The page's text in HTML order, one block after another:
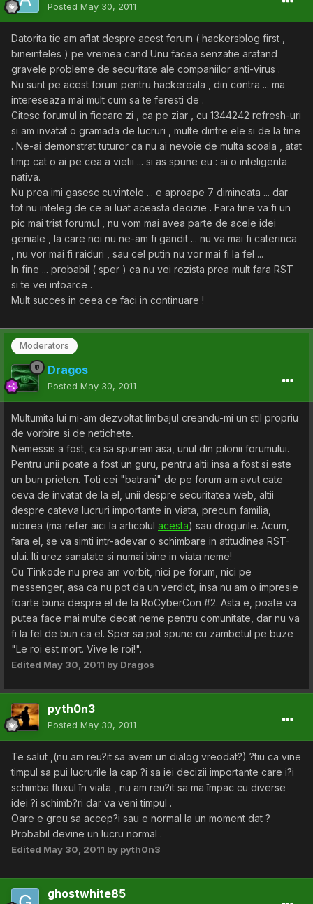
Posted May 30, 2011
Datorita tie am aflat despre acest forum ( hackersblog first ,
bineinteles ) pe vremea cand Unu facea senzatie aratand
gravele probleme de securitate ale companiilor anti-virus .
Nu sunt pe acest forum pentru hackereala , din contra ... ma
intereseaza mai mult cum sa te feresti de .
Citesc forumul in fiecare zi , ca pe ziar , cu 1344242 refresh-uri
si am invatat o gramada de lucruri , multe dintre ele si de la tine
. Ne-ai demonstrat tuturor ca nu ai nevoie de multa scoala , atat
timp cat o ai pe cea a vietii ... si as spune eu : ai o inteligenta
nativa.
Nu prea imi gasesc cuvintele ... e aproape 7 dimineata ... dar
tot nu inteleg de ce ai luat aceasta decizie . Fara tine va fi un
pic mai trist forumul , nu vom mai avea parte de acele idei
geniale , la care noi nu ne-am fi gandit ... nu va mai fi caterinca
, nu vor mai fi raiduri , sau cel putin nu vor mai fi la fel ...
In fine ... probabil ( sper ) ca nu vei rezista prea mult fara RST
si te vei intoarce .
Mult succes in ceea ce faci in continuare !
Moderators
Dragos
Posted May 30, 2011
Multumita lui mi-am dezvoltat limbajul creandu-mi un stil propriu
de vorbire si de netichete.
Nemessis a fost, ca sa spunem asa, unul din pilonii forumului.
Pentru unii poate a fost un guru, pentru altii insa a fost si este
un bun prieten. Toti cei "batrani" de pe forum am avut cate
ceva de invatat de la el, unii despre securitatea web, altii
despre cateva lucruri importante in viata, precum familia,
iubirea (ma refer aici la articolul acesta) sau drogurile. Acum,
fara el, se va simti intr-adevar o schimbare in atitudinea RST-
ului. Iti urez sanatate si numai bine in viata neme!
Cu Tinkode nu prea am vorbit, nici pe forum, nici pe
messenger, asa ca nu pot da un verdict, insa nu am o impresie
foarte buna despre el de la RoCyberCon #2. Asta e, poate va
putea face mai multe decat neme pentru comunitate, dar nu va
fi la fel de bun ca el. Sper sa pot spune cu zambetul pe buze
"Le roi est mort. Vive le roi!".
Edited May 30, 2011 by Dragos
pyth0n3
Posted May 30, 2011
Te salut ,(nu am reu?it sa avem un dialog vreodat?) ?tiu ca vine
timpul sa pui lucrurile la cap ?i sa iei decizii importante care i?i
schimba fluxul în viata , nu am reu?it sa ma împac cu diverse
idei ?i schimb?ri dar va veni timpul .
Oare e greu sa accep?i sau e normal la un moment dat ?
Probabil devine un lucru normal .
Edited May 30, 2011 by pyth0n3
ghostwhite85